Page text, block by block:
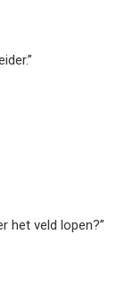
het veld lopen?”